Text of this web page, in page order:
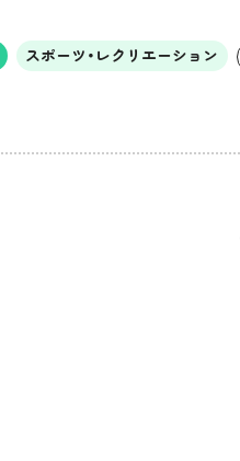
スポーツ・レクリエーション